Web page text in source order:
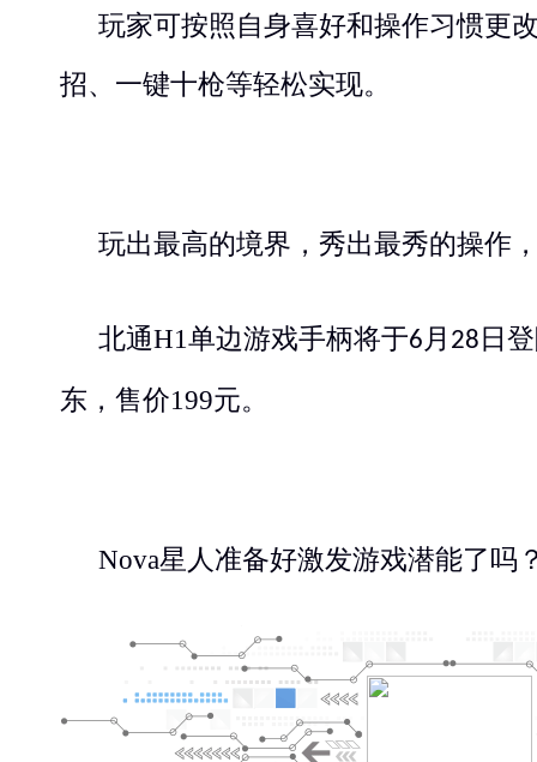
玩家可按照自身喜好和操作习惯更
招、一键十枪等轻松实现。
玩出最高的境界，秀出最秀的操作
北通H1单边游戏手柄将于6 月 28 日
东 ，售价199元。
Nova星人准备好激发游戏潜能了吗